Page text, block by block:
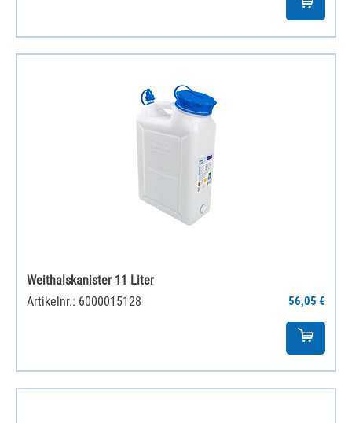
Weithalskanister 11 Liter
Artikelnr.: 6000015128
56,05 €